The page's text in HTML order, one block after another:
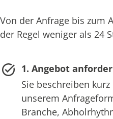
Von der Anfrage bis zum
der Regel weniger als 24
1. Angebot
Sie beschreiben
unserem
Branche,